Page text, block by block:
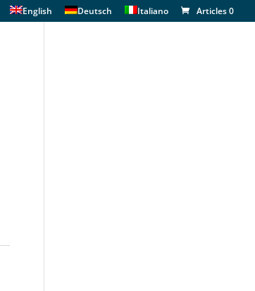
English Deutsch Italiano Articles 0